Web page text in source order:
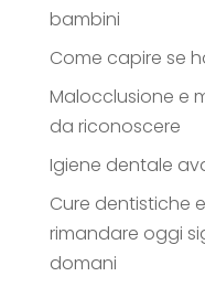
bambini
Come capire se
Malocclusione e
da riconoscere
Igiene dentale
Cure dentistiche
rimandare oggi
domani